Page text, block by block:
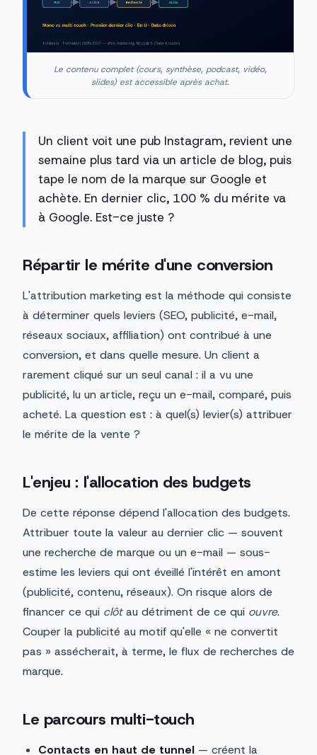
Le contenu complet (cours, synthèse, podcast, vidéo,
slides) est accessible après achat.
Un client voit une pub Instagram, revient une
semaine plus tard via un article de blog, puis
tape le nom de la marque sur Google et
achète. En dernier clic, 100 % du mérite va
à Google. Est-ce juste ?
Répartir le mérite d'une conversion
L'attribution marketing est la méthode qui consiste
à déterminer quels leviers (SEO, publicité, e-mail,
réseaux sociaux, affiliation) ont contribué à une
conversion, et dans quelle mesure. Un client a
rarement cliqué sur un seul canal : il a vu une
publicité, lu un article, reçu un e-mail, comparé, puis
acheté. La question est : à quel(s) levier(s) attribuer
le mérite de la vente ?
L'enjeu : l'allocation des budgets
De cette réponse dépend l'allocation des budgets.
Attribuer toute la valeur au dernier clic — souvent
une recherche de marque ou un e-mail — sous-
estime les leviers qui ont éveillé l'intérêt en amont
(publicité, contenu, réseaux). On risque alors de
financer ce qui clôtau détriment de ce qui ouvre.
Couper la publicité au motif qu'elle « ne convertit
pas » assécherait, à terme, le flux de recherches de
marque.
Le parcours multi-touch
Contacts en haut de tunnel — créent la